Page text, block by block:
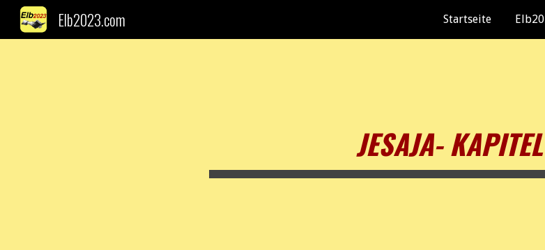
Elb2023.com Startseite
JESAJA-